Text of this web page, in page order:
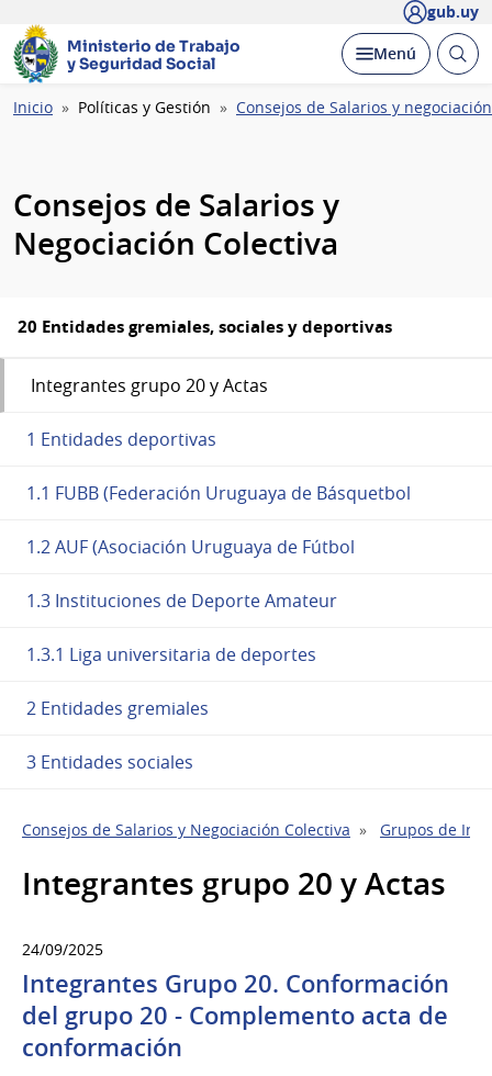
gub.uy
Ministerio de Trabajo
y Seguridad Social
Desplegar
Menú Abrir
Ruta
Inicio Políticas y Gestión Consejos de Salarios y
Consejos de Salarios y
Negociación Colectiva
20 Entidades gremiales, sociales y deportivas
Integrantes grupo 20 y Actas
1 Entidades deportivas
1.1 FUBB (Federación Uruguaya de Básquetbol
1.2 AUF (Asociación Uruguaya de Fútbol
1.3 Instituciones de Deporte Amateur
1.3.1 Liga universitaria de deportes
2 Entidades gremiales
3 Entidades sociales
Consejos de Salarios y Negociación Colectiva Grupos de
Integrantes grupo 20 y Actas
24/09/2025
Integrantes Grupo 20. Conformación
del grupo 20 - Complemento acta de
conformación